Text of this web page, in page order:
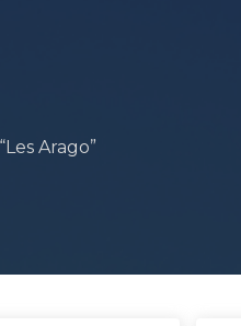
Arago”